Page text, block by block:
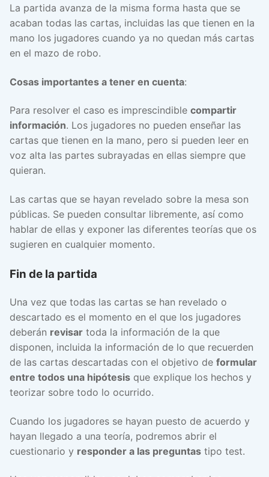
La partida avanza de la misma forma hasta que se
acaban todas las cartas, incluidas las que tienen en la
mano los jugadores cuando ya no quedan más cartas
en el mazo de robo.
Cosas importantes a tener en cuenta:
Para resolver el caso es imprescindible compartir
información. Los jugadores no pueden enseñar las
cartas que tienen en la mano, pero si pueden leer en
voz alta las partes subrayadas en ellas siempre que
quieran.
Las cartas que se hayan revelado sobre la mesa son
públicas. Se pueden consultar libremente, así como
hablar de ellas y exponer las diferentes teorías que os
sugieren en cualquier momento.
Fin de la partida
Una vez que todas las cartas se han revelado o
descartado es el momento en el que los jugadores
deberán revisar toda la información de la que
disponen, incluida la información de lo que recuerden
de las cartas descartadas con el objetivo de formular
entre todos una hipótesis que explique los hechos y
teorizar sobre todo lo ocurrido.
Cuando los jugadores se hayan puesto de acuerdo y
hayan llegado a una teoría, podremos abrir el
cuestionario y responder a las preguntas tipo test.